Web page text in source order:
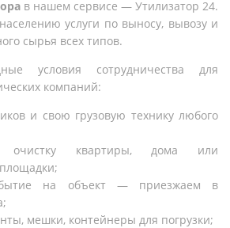
в нашем сервисе — Утилизатор 24.
услуги по выносу, вывозу и
сырья всех типов.
условия сотрудничества для
компаний:
и свою грузовую технику любого
очистку квартиры, дома или
на объект — приезжаем в
мешки, контейнеры для погрузки;